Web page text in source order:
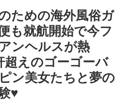
ための海外風俗ガ
も就航開始で今フ
ンヘルスが熱
超えのゴーゴーバ
ン美女たちと夢の
♥